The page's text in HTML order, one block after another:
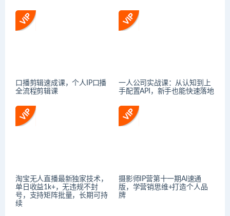
口播剪辑速成课，个人IP口播
全流程剪辑课
一人公司实战课：从认知到上
手配置API，新手也能快速落地
淘宝无人直播最新独家技术，
单日收益1k+，无违规不封
号，支持矩阵批量，长期可持
续
摄影师IP营第十一期Al速通
版，学营销思维+打造个人品
牌